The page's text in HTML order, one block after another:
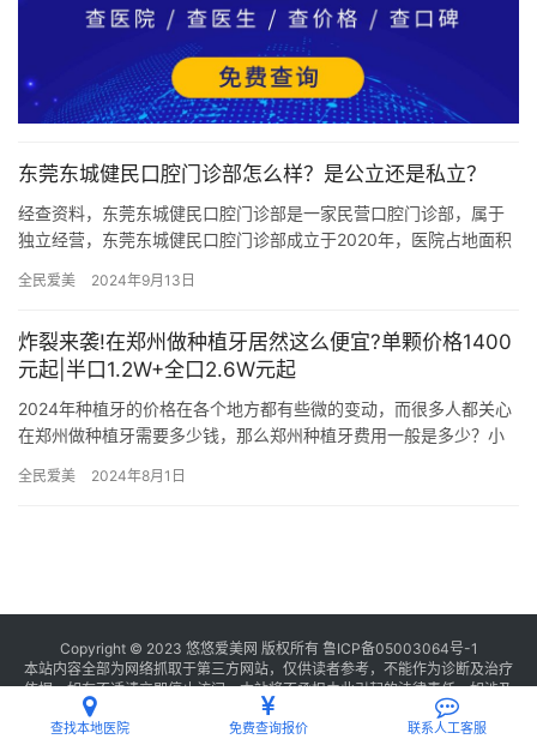
东莞东城健民口腔门诊部怎么样？是公立还是私立？
经查资料，东莞东城健民口腔门诊部是一家民营口腔门诊部，属于
独立经营，东莞东城健民口腔门诊部成立于2020年，医院占地面积
全民爱美 2024年9月13日
炸裂来袭!在郑州做种植牙居然这么便宜?单颗价格1400
元起|半口1.2W+全口2.6W元起
2024年种植牙的价格在各个地方都有些微的变动，而很多人都关心
在郑州做种植牙需要多少钱，那么郑州种植牙费用一般是多少？小
全民爱美 2024年8月1日
Copyright © 2023 悠悠爱美网 版权所有 鲁ICP备05003064号-1
本站内容全部为网络抓取于第三方网站，仅供读者参考，不能作为诊断及治疗
依据，如有不适请立即停止访问，本站将不承担由此引起的法律责任。如涉及
联系我们
查找本地医院 免费查询报价 联系人工客服